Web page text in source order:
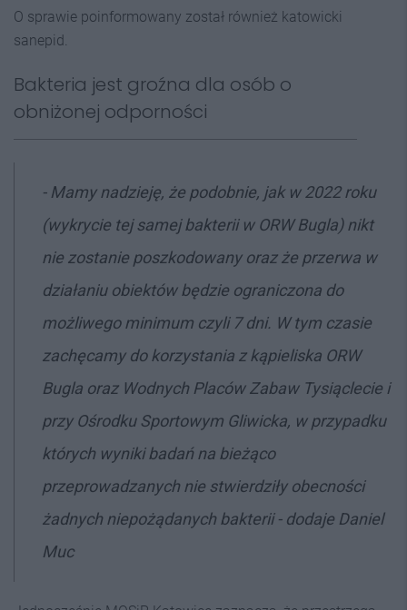
O sprawie poinformowany został również katowicki
sanepid.
Bakteria jest groźna dla osób o
obniżonej odporności
- Mamy nadzieję, że podobnie, jak w 2022 roku
(wykrycie tej samej bakterii w ORW Bugla) nikt
nie zostanie poszkodowany oraz że przerwa w
działaniu obiektów będzie ograniczona do
możliwego minimum czyli 7 dni. W tym czasie
zachęcamy do korzystania z kąpieliska ORW
Bugla oraz Wodnych Placów Zabaw Tysiąclecie i
przy Ośrodku Sportowym Gliwicka, w przypadku
których wyniki badań na bieżąco
przeprowadzanych nie stwierdziły obecności
żadnych niepożądanych bakterii - dodaje Daniel
Muc